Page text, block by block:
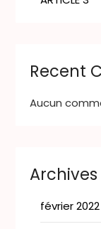
Recent
Aucun
Archives
février 2022